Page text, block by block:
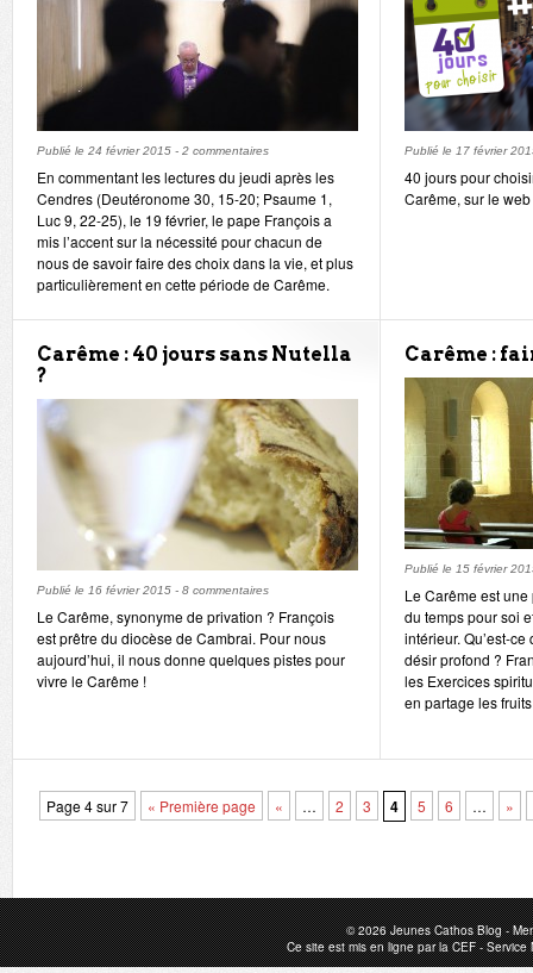
Publié le 24 février 2015 - 2 commentaires
En commentant les lectures du jeudi après les
Cendres (Deutéronome 30, 15-20; Psaume 1,
Luc 9, 22-25), le 19 février, le pape François a
mis l’accent sur la nécessité pour chacun de
nous de savoir faire des choix dans la vie, et plus
particulièrement en cette période de Carême.
Publié le 17 février
40 jours pour
Carême, sur le
Carême : 40 jours sans Nutella
?
Publié le 16 février 2015 - 8 commentaires
Le Carême, synonyme de privation ? François
est prêtre du diocèse de Cambrai. Pour nous
aujourd’hui, il nous donne quelques pistes pour
vivre le Carême !
Carême :
Publié le 15 février
Le Carême est
du temps pour soi
intérieur. Qu’est-
désir profond ?
les Exercices
en partage les
Page 4 sur 7 « Première page « … 2 3 4 5 6 … »
© 2026Jeunes Cathos Blog-
Ce site est mis en ligne par laCEF-Service